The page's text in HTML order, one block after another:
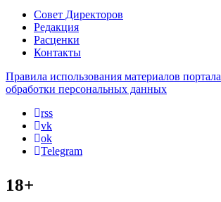
Совет Директоров
Редакция
Расценки
Контакты
Правила использования материалов портала
обработки персональных данных
rss
vk
ok
Telegram
18+